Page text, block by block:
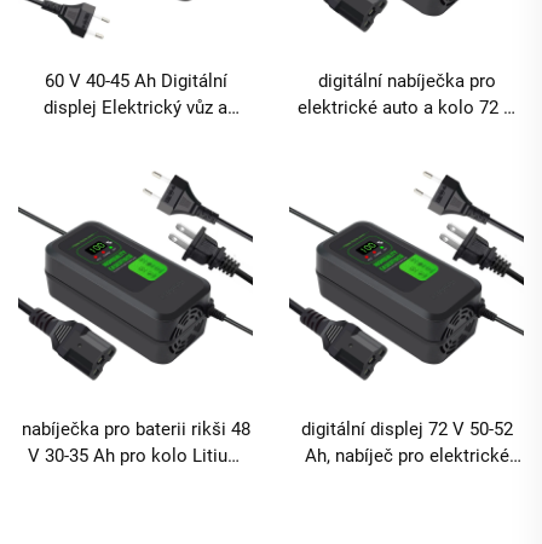
60 V 40-45 Ah Digitální
displej Elektrický vůz a
porty Materiál ABS
digitální nabíječka pro
elektrické auto a kolo 72 V
konektory
nabíječka pro baterii rikši 48
V 30-35 Ah pro kolo Litium
digitální displej 72 V 50-52
Ah, nabíječ pro elektrické